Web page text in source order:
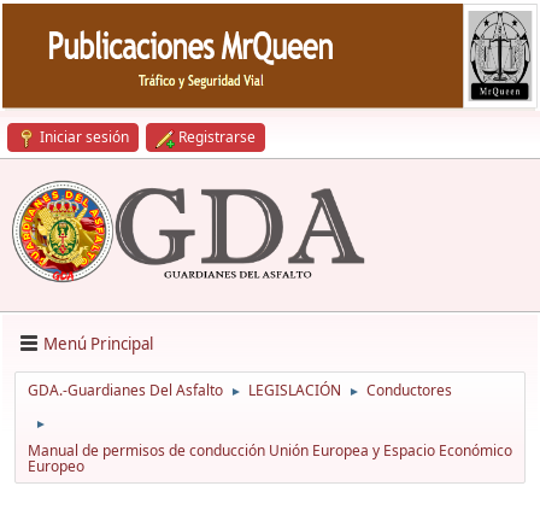
Iniciar sesión Registrarse
Menú Principal
GDA.-Guardianes Del Asfalto ► LEGISLACIÓN ► Conductores
►
Manual de permisos de conducción Unión Europea y Espacio Económico
Europeo